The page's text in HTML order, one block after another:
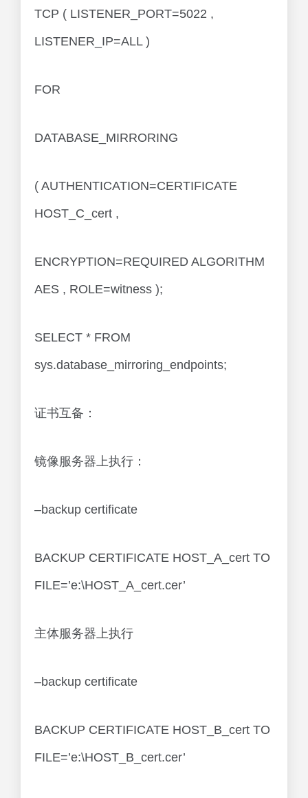
TCP ( LISTENER_PORT=5022 ,
LISTENER_IP=ALL )
FOR
DATABASE_MIRRORING
( AUTHENTICATION=CERTIFICATE
HOST_C_cert ,
ENCRYPTION=REQUIRED ALGORITHM
AES , ROLE=witness );
SELECT * FROM
sys.database_mirroring_endpoints;
证书互备：
镜像服务器上执行：
–backup certificate
BACKUP CERTIFICATE HOST_A_cert TO
FILE=’e:\HOST_A_cert.cer’
主体服务器上执行
–backup certificate
BACKUP CERTIFICATE HOST_B_cert TO
FILE=’e:\HOST_B_cert.cer’